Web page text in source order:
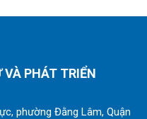
PHÁT TRIỂN
phường Đằng Lâm, Quận